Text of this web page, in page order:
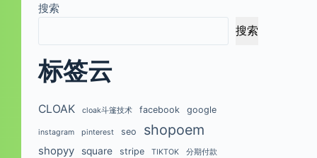
搜索
搜索
标签云
CLOAK cloak斗篷技术 facebook google
instagram pinterest seo shopoem
shopyy square stripe TIKTOK 分期付款